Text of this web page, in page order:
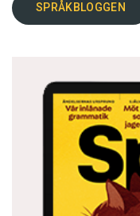
SPRÅKBLOGGEN